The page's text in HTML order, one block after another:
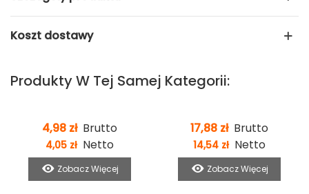
Koszt dostawy
Produkty W Tej Samej Kategorii:
4,98 zł Brutto
4,05 zł Netto
Zobacz Więcej
17,88 zł Brutto
14,54 zł Netto
Zobacz Więcej